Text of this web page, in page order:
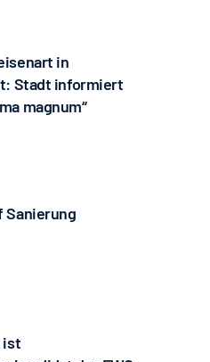
in
Stadt informiert
magnum“
Sanierung
ist